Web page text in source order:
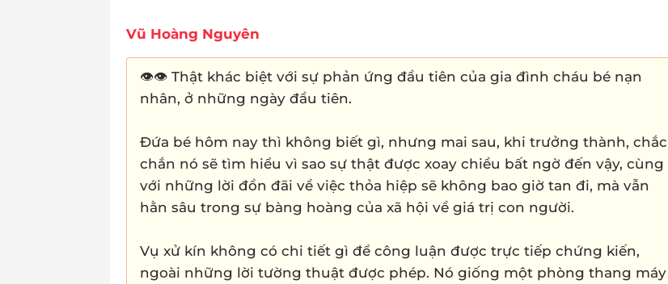
Vũ Hoàng Nguyên
👁️👁️ Thật khác biệt với sự phản ứng đầu tiên của gia đình cháu bé nạn
nhân, ở những ngày đầu tiên.
Đứa bé hôm nay thì không biết gì, nhưng mai sau, khi trưởng thành, chắc
chắn nó sẽ tìm hiểu vì sao sự thật được xoay chiều bất ngờ đến vậy, cùng
với những lời đồn đãi về việc thỏa hiệp sẽ không bao giờ tan đi, mà vẫn
hằn sâu trong sự bàng hoàng của xã hội về giá trị con người.
Vụ xử kín không có chi tiết gì để công luận được trực tiếp chứng kiến,
ngoài những lời tường thuật được phép. Nó giống một phòng thang máy